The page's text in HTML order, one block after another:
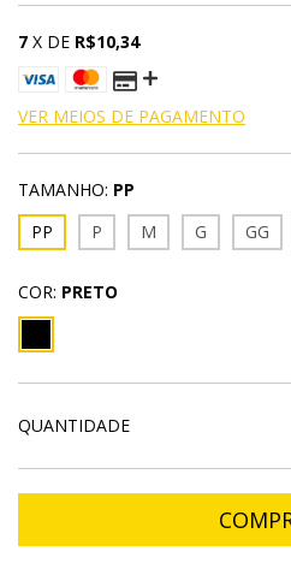
7 X DE R$10,34
VER MEIOS DE PAGAMENTO
TAMANHO: PP
PP
P M G GG
COR: PRETO
QUANTIDADE